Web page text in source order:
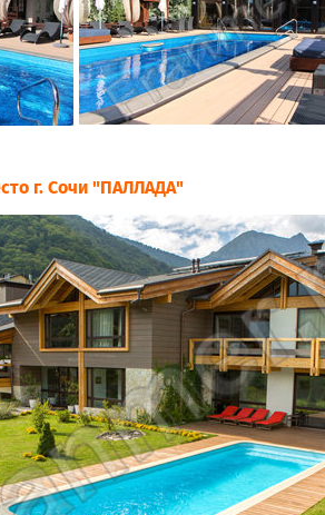
г. Сочи "ПАЛЛАДА"